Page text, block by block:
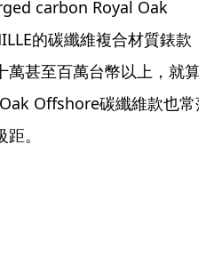
carbon Royal Oak
的碳纖維複合材質錶款
萬甚至百萬台幣以上，就算
Offshore碳纖維款也常
。